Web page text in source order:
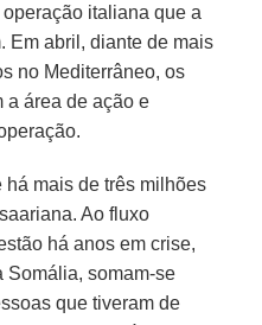
italiana que a
Em abril, diante de mais
no Mediterrâneo, os
a área de ação e
mais de três milhões
Ao fluxo
há anos em crise,
Somália, somam-se
que tiveram de